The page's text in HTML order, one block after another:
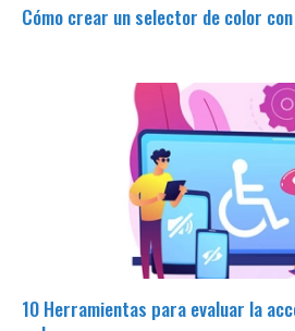
Cómo crear un selector de color con
10 Herramientas para evaluar la